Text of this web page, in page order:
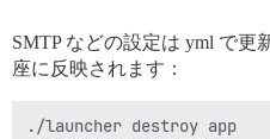
SMTP などの設定は yml で更
座に反映されます：
./launcher destroy app